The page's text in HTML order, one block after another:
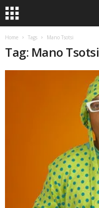
Home Tags Mano Tsotsi
Tag: Mano Tsotsi